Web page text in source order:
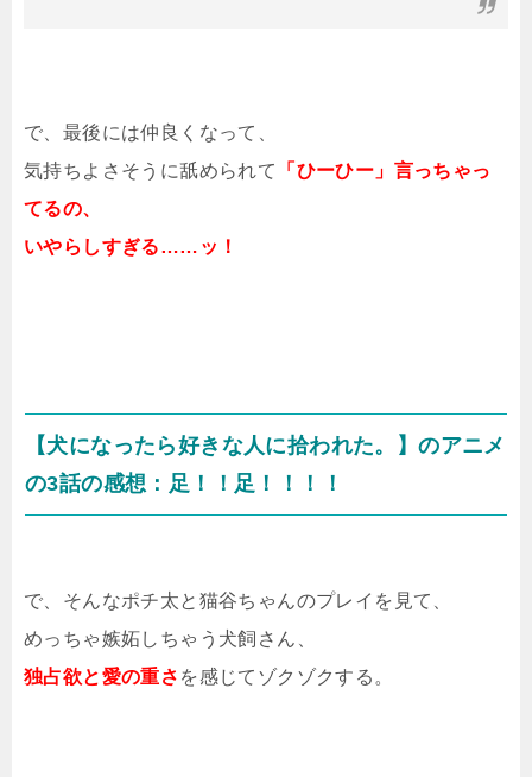
で、最後には仲良くなって、
気持ちよさそうに舐められて
「ひーひー」言っちゃっ
てるの、
いやらしすぎる……ッ！
【犬になったら好きな人に拾われた。】のアニメ
の3話の感想：足！！足！！！！
で、そんなポチ太と猫谷ちゃんのプレイを見て、
めっちゃ嫉妬しちゃう犬飼さん、
独占欲と愛の重さ を感じてゾクゾクする。